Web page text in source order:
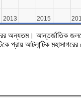
2013
2013 2015
2015
অন্যতম। আন্তর্জাতিক
আটলান্টিক মহাসাগরের